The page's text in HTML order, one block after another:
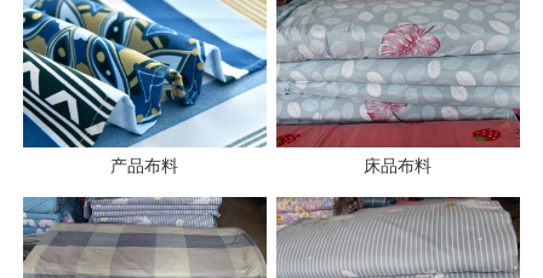
产品布料 床品布料